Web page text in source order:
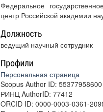
Федеральное
центр Российской академии
Должность
ведущий научный сотрудник
Профили
Персональная страница
Scopus Author ID: 55377958600
РИНЦ AuthorID: 77412
ORCID ID: 0000-0003-0361-